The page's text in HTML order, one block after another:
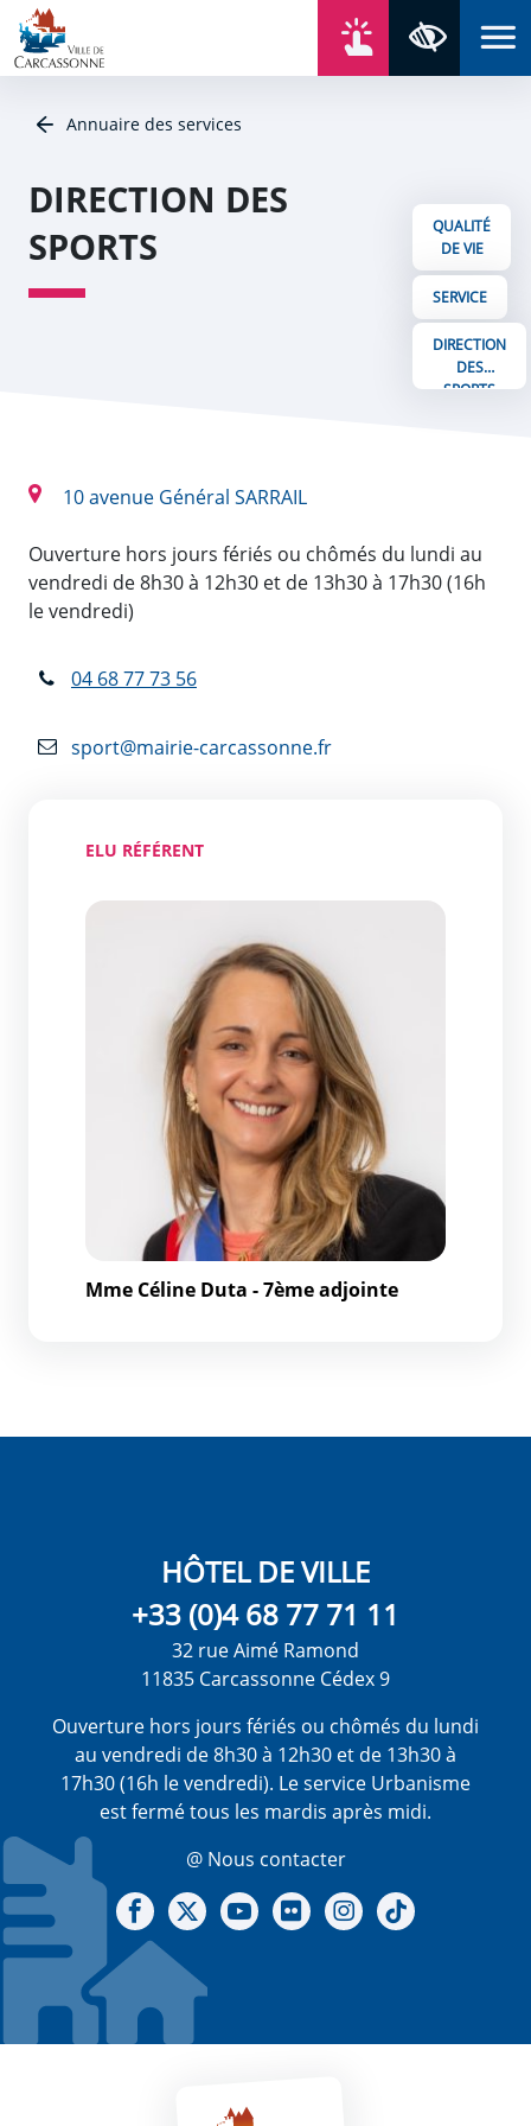
Aller au contenu
Aller au menu
Aller au plan du site
Aller à la recherche
Annuaire des services
DIRECTION DES
SPORTS
QUALITÉ
DE VIE
SERVICE
DIRECTION
DES
SPORTS
10 avenue Général SARRAIL
Ouverture hors jours fériés ou chômés du lundi au
vendredi de 8h30 à 12h30 et de 13h30 à 17h30 (16h
le vendredi)
04 68 77 73 56
sport@mairie-carcassonne.fr
ELU RÉFÉRENT
Mme Céline Duta - 7ème adjointe
HÔTEL DE VILLE
+33 (0)4 68 77 71 11
32 rue Aimé Ramond
11835 Carcassonne Cédex 9
Ouverture hors jours fériés ou chômés du lundi
au vendredi de 8h30 à 12h30 et de 13h30 à
17h30 (16h le vendredi). Le service Urbanisme
est fermé tous les mardis après midi.
@ Nous contacter
Notre Facebook
Notre X - (twitter)
Notre chaine Youtube
Notre Gallerie sur Flickr
Notre Instagram
Panneau de gestion des cookies